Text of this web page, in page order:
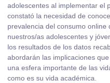
adolescentes al implementar el
constató la necesidad de
prevalencia del consumo
nuestros/as adolescentes y
los resultados de los datos
abordarán las implicaciones
una esfera importante de las
como es su vida académica.